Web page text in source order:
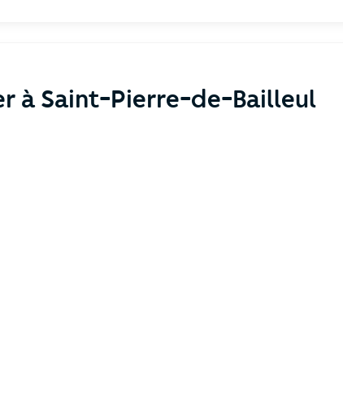
à Saint-Pierre-de-Bailleul